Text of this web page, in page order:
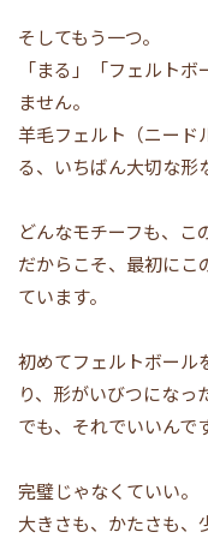
そしてもう一つ。
「まる」「フェルト
ません。
羊毛フェルト（ニード
る、いちばん大切な形
どんなモチーフも、こ
だからこそ、最初にこ
ています。
初めてフェルトボール
り、形がいびつになっ
でも、それでいいんで
完璧じゃなくていい。
大きさも、かたさも、